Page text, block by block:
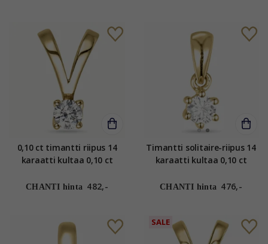
0,10 ct timantti riipus 14
karaatti kultaa 0,10 ct
CHANTI hinta 482,-
Timantti solitaire-riipus 14
karaatti kultaa 0,10 ct
CHANTI hinta 476,-
SALE